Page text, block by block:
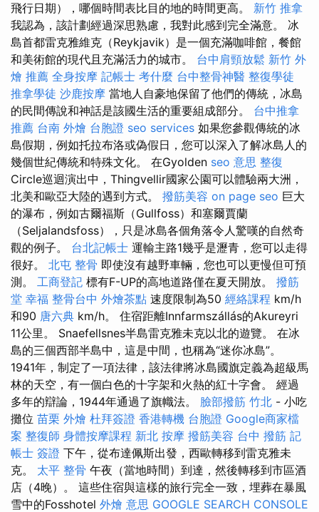
飛行日期），哪個時間表比目的地的時間更高。 新竹 推拿
我認為，該計劃經過深思熟慮，我對此感到完全滿意。 冰
島首都雷克雅維克（Reykjavik）是一個充滿咖啡館，餐館
和美術館的現代且充滿活力的城市。 台中肩頸放鬆 新竹 外
燴 推薦 全身按摩 記帳士 考什麼 台中整骨神醫 整復學徒
推拿學徒 沙鹿按摩 當地人自豪地保留了他們的傳統，冰島
的民間傳說和神話是該國生活的重要組成部分。 台中推拿
推薦 台南 外燴 台胞證 seo services 如果您參觀傳統的冰
島假期，例如托拉布洛或偽假日，您可以深入了解冰島人的
幾個世紀傳統和特殊文化。 在Gyolden seo 意思 整復
Circle巡迴演出中，Thingvellir國家公園可以體驗兩大洲，
北美和歐亞大陸的遇到方式。 撥筋美容 on page seo 巨大
的瀑布，例如古爾福斯（Gullfoss）和塞爾賈蘭
（Seljalandsfoss），只是冰島各個角落令人驚嘆的自然奇
觀的例子。 台北記帳士 運輸主路1幾乎是瀝青，您可以走得
很好。 北屯 整骨 即使沒有越野車輛，您也可以更慢但可預
測。 工商登記 標有F-UP的高地道路僅在夏天開放。 撥筋
堂 幸福 整骨台中 外燴茶點 速度限制為50 經絡課程 km/h
和90 唐六典 km/h。 住宿距離Innfarmszállás的Akureyri
11公里。 Snaefellsnes半島雷克雅未克以北的遊覽。 在冰
島的三個西部半島中，這是中間，也稱為“迷你冰島”。
1941年，制定了一項法律，該法律將冰島國旗定義為超級馬
林的天空，有一個白色的十字架和火熱的紅十字會。 經過
多年的辯論，1944年通過了旗幟法。 臉部撥筋 竹北 - 小吃
攤位 苗栗 外燴 杜拜簽證 香港轉機 台胞證 Google商家檔
案 整復師 身體按摩課程 新北 按摩 撥筋美容 台中 撥筋 記
帳士 簽證 下午，從布達佩斯出發，西歐轉移到雷克雅未
克。 太平 整骨 午夜（當地時間）到達，然後轉移到市區酒
店（4晚）。 這些住宿與這樣的旅行完全一致，埋葬在暴風
雪中的Fosshotel 外燴 意思 GOOGLE SEARCH CONSOLE